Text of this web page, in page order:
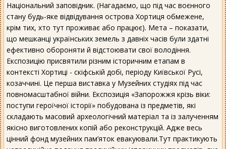
Національний заповідник. (Нагадаємо, що під час воєнного
стану будь-яке відвідування острова Хортиця обмежене,
крім тих, хто тут проживає або працює). Мета – показати,
що мешканці українських земель з давніх часів були здатні
ефективно обороняти й відстоювати свої володіння.
Експозицію присвятили різним історичним етапам в
контексті Хортиці - скіфській добі, періоду Київської Русі,
козаччині. Це перша виставка у Музейних студіях під час
повномасштабної війни. Експозиція «Запорожжя крiзь вiки:
поступи героїчної історії» побудована із предметів, які
складають масовий археологічний матеріал та із залученням
якісно виготовлених копій або реконструкцій. Адже весь
цінний фонд музейних пам’яток евакуювали.Тут практикують